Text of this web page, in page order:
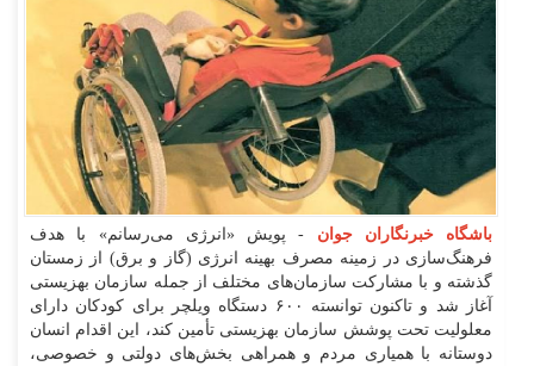
باشگاه خبرنگاران جوان - پویش «انرژی می‌رسانم» با هدف
فرهنگ‌سازی در زمینه مصرف بهینه انرژی (گاز و برق) از زمستان
گذشته و با مشارکت سازمان‌های مختلف از جمله سازمان بهزیستی
آغاز شد و تاکنون توانسته ۶۰۰ دستگاه ویلچر برای کودکان دارای
معلولیت تحت پوشش سازمان بهزیستی تأمین کند، این اقدام انسان
دوستانه با همیاری مردم و همراهی بخش‌های دولتی و خصوصی،